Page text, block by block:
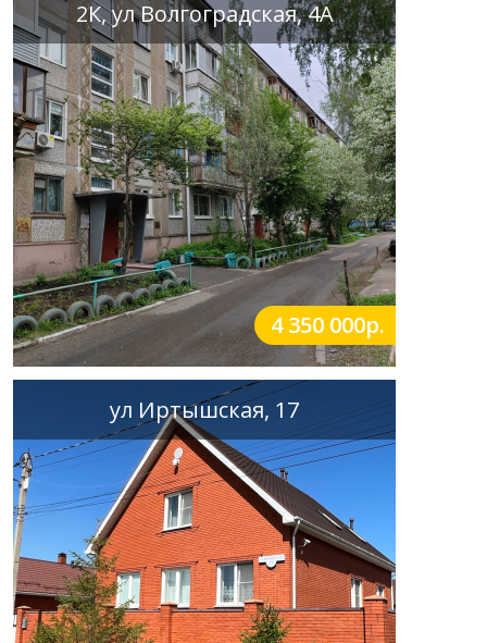
2К, ул Волгоградская, 4А
4 350 000р.
ул Иртышская, 17